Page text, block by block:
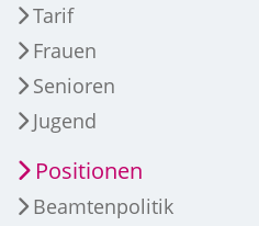
Tarif
Frauen
Senioren
Jugend
Positionen
Beamtenpolitik